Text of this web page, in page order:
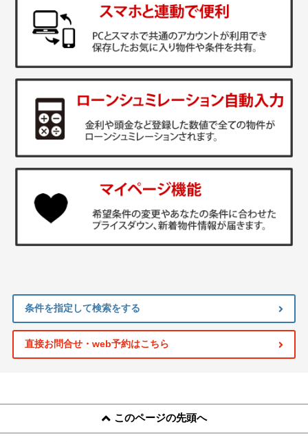
条件を指定して検索をする
直接お問合せ・web予約はこちら
このページの先頭へ